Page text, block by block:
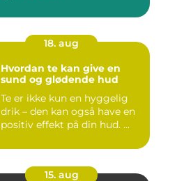
18. aug
Hvordan te kan give en
sund og glødende hud
Te er ikke kun en hyggelig
drik – den kan også have en
positiv effekt på din hud. ...
15. aug